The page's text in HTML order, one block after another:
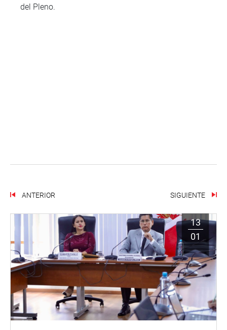
del Pleno.
ANTERIOR SIGUIENTE
13
01